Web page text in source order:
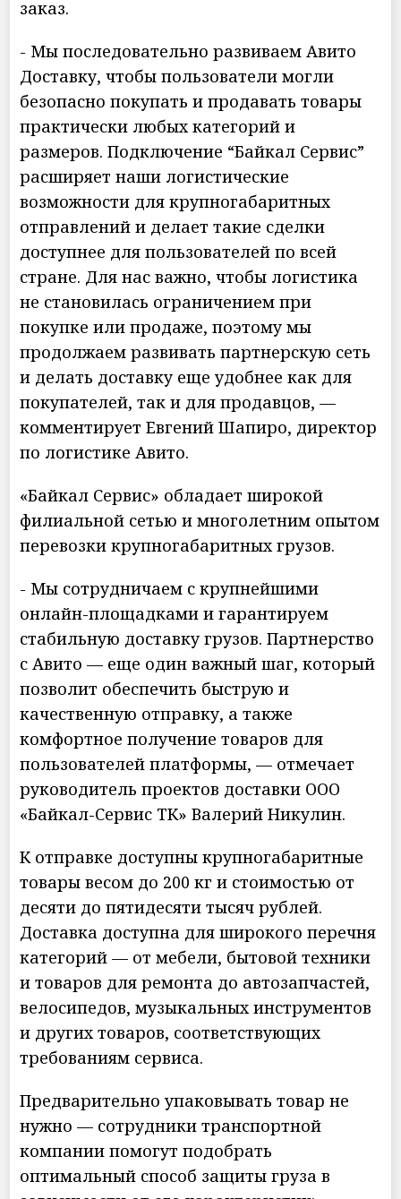
заказ.
- Мы последовательно развиваем Авито
Доставку, чтобы пользователи могли
безопасно покупать и продавать товары
практически любых категорий и
размеров. Подключение “Байкал Сервис”
расширяет наши логистические
возможности для крупногабаритных
отправлений и делает такие сделки
доступнее для пользователей по всей
стране. Для нас важно, чтобы логистика
не становилась ограничением при
покупке или продаже, поэтому мы
продолжаем развивать партнерскую сеть
и делать доставку еще удобнее как для
покупателей, так и для продавцов, —
комментирует Евгений Шапиро, директор
по логистике Авито.
«Байкал Сервис» обладает широкой
филиальной сетью и многолетним опытом
перевозки крупногабаритных грузов.
- Мы сотрудничаем с крупнейшими
онлайн-площадками и гарантируем
стабильную доставку грузов. Партнерство
с Авито — еще один важный шаг, который
позволит обеспечить быструю и
качественную отправку, а также
комфортное получение товаров для
пользователей платформы, — отмечает
руководитель проектов доставки ООО
«Байкал-Сервис ТК» Валерий Никулин.
К отправке доступны крупногабаритные
товары весом до 200 кг и стоимостью от
десяти до пятидесяти тысяч рублей.
Доставка доступна для широкого перечня
категорий — от мебели, бытовой техники
и товаров для ремонта до автозапчастей,
велосипедов, музыкальных инструментов
и других товаров, соответствующих
требованиям сервиса.
Предварительно упаковывать товар не
нужно — сотрудники транспортной
компании помогут подобрать
оптимальный способ защиты груза в